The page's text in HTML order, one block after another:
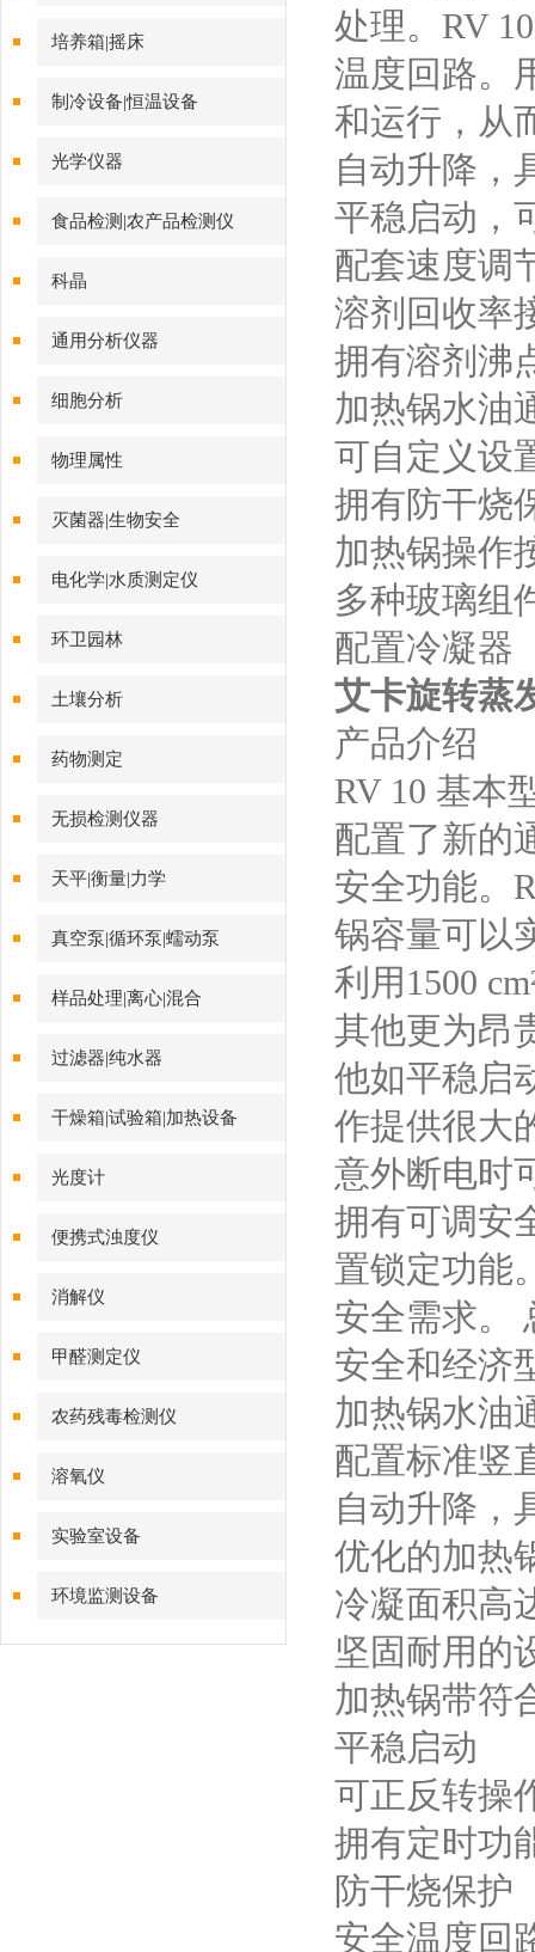
培养箱|摇床
制冷设备|恒温设备
光学仪器
食品检测|农产品检测仪
科晶
通用分析仪器
细胞分析
物理属性
灭菌器|生物安全
电化学|水质测定仪
环卫园林
土壤分析
药物测定
无损检测仪器
天平|衡量|力学
真空泵|循环泵|蠕动泵
样品处理|离心|混合
过滤器|纯水器
干燥箱|试验箱|加热设备
光度计
便携式浊度仪
消解仪
甲醛测定仪
农药残毒检测仪
溶氧仪
实验室设备
环境监测设备
处理。RV
温度回路。
和运行，从
自动升降，
平稳启动，
配套速度调
溶剂回收率
拥有溶剂沸
加热锅水油
可自定义设
拥有防干烧
加热锅操作
多种玻璃组
配置冷凝器
艾卡旋转蒸
产品介绍
RV 10 基本
配置了新的
安全功能。
锅容量可以
利用1500
其他更为昂
他如平稳启
作提供很大
意外断电时
拥有可调安
置锁定功能
安全需求。
安全和经济
加热锅水油
配置标准竖
自动升降，
优化的加热
冷凝面积高
坚固耐用的
加热锅带符
平稳启动
可正反转操
拥有定时功
防干烧保护
安全温度回